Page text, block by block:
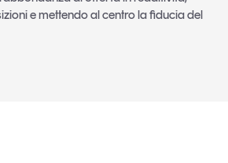
e mettendo al centro la fiducia del